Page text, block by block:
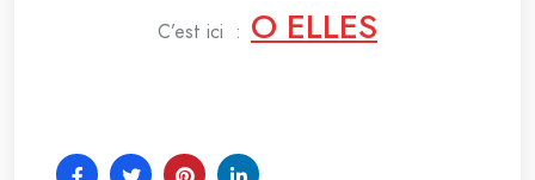
C’est ici : O ELLES